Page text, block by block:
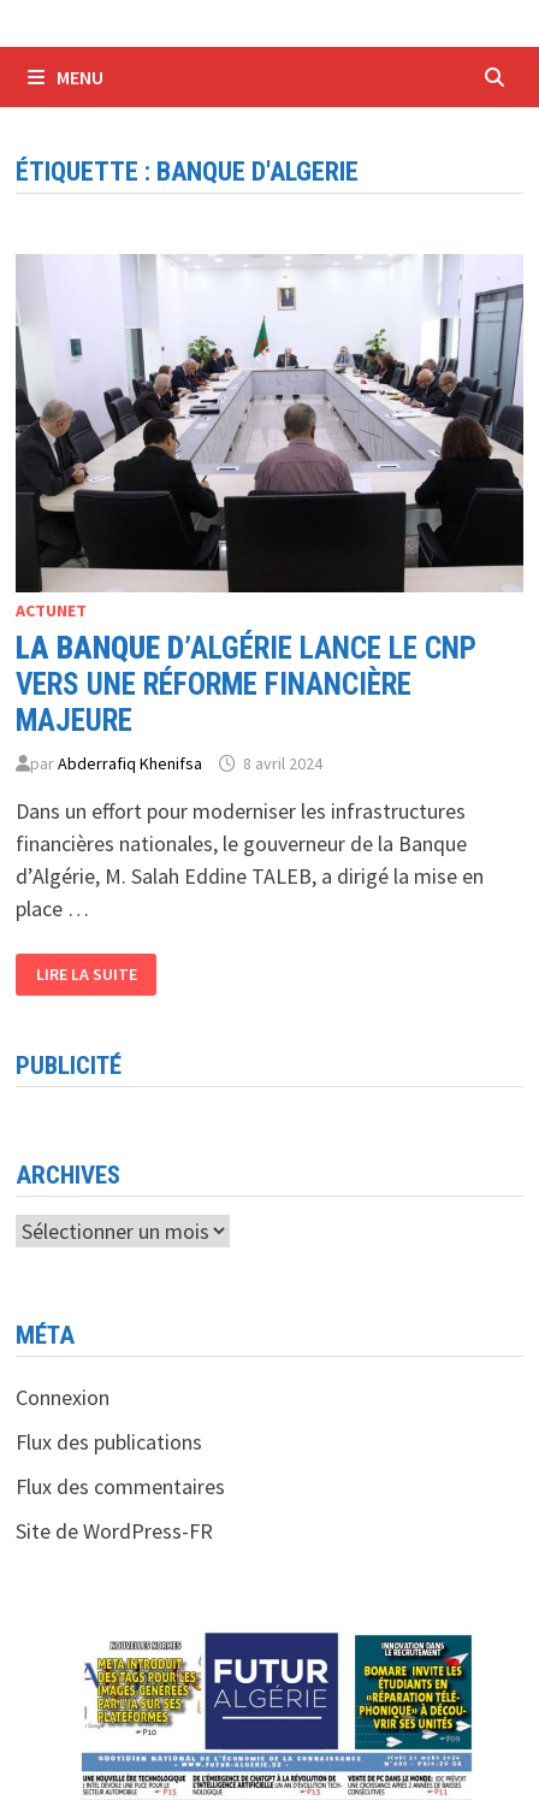
MENU
ÉTIQUETTE : BANQUE D'ALGERIE
ACTUNET
LA BANQUE D’ALGÉRIE LANCE LE CNP
VERS UNE RÉFORME FINANCIÈRE
MAJEURE
parAbderrafiq Khenifsa 8 avril 2024
Dans un effort pour moderniser les infrastructures
financières nationales, le gouverneur de la Banque
d’Algérie, M. Salah Eddine TALEB, a dirigé la mise en
place …
BANQUE
D’ALGÉRIE
VERS
UNE
LIRE LA SUITE
PUBLICITÉ
ARCHIVES
Archives
MÉTA
Connexion
Flux des publications
Flux des commentaires
Site de WordPress-FR